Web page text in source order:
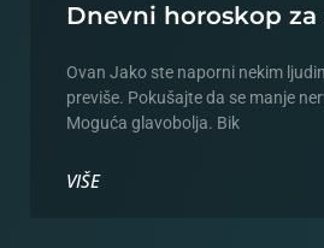
Dnevni horoskop za
Ovan Jako ste naporni nekim
previše. Pokušajte da se manje
Moguća glavobolja. Bik
VIŠE